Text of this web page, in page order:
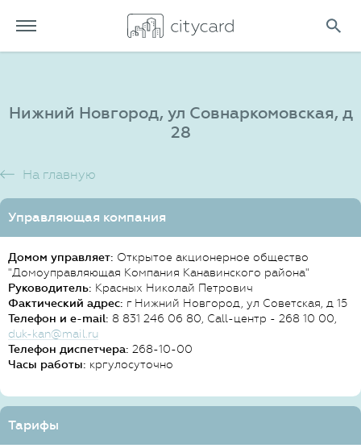
Нижний Новгород, ул Совнаркомовская, д
28
На главную
Управляющая компания
Домом управляет: Открытое акционерное общество
"Домоуправляющая Компания Канавинского района"
Руководитель: Красных Николай Петрович
Фактический адрес: г Нижний Новгород, ул Советская, д 15
Телефон и e-mail: 8 831 246 06 80, Call-центр - 268 10 00,
duk-kan@mail.ru
Телефон диспетчера: 268-10-00
Часы работы: кргулосуточно
Тарифы